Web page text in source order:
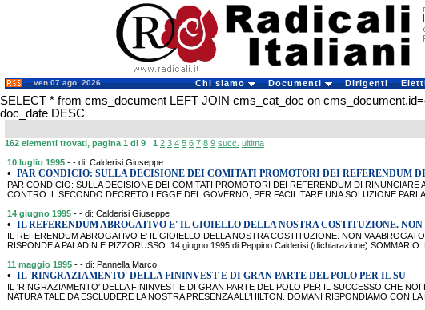
ven 07 ago. 2026 Chi siamo Documenti Dirigenti
SELECT * from cms_document LEFT JOIN cms_cat_doc on
doc_date DESC
162 elementi trovati, pagina 1 di 9 1 2 3 4 5 6 7 8 9 succ. ultima
10 luglio 1995 - - di: Calderisi Giuseppe
• PAR CONDICIO: SULLA DECISIONE DEI COMITATI PROMOTORI DEI REFERENDUM DI
PAR CONDICIO: SULLA DECISIONE DEI COMITATI PROMOTORI DEI REFERENDUM DI RINUNCIARE
CONTRO IL SECONDO DECRETO LEGGE DEL GOVERNO, PER FACILITARE UNA SOLUZIONE
14 giugno 1995 - - di: Calderisi Giuseppe
• IL REFERENDUM ABROGATIVO E' IL GIOIELLO DELLA NOSTRA COSTITUZIONE. NON
IL REFERENDUM ABROGATIVO E' IL GIOIELLO DELLA NOSTRA COSTITUZIONE. NON VA
RISPONDE A PALADIN E PIZZORUSSO: 14 giugno 1995 di Peppino Calderisi (dichiarazione)
11 maggio 1995 - - di: Pannella Marco
• IL 'RINGRAZIAMENTO' DELLA FININVEST E DI GRAN PARTE DEL POLO PER IL SU
IL 'RINGRAZIAMENTO' DELLA FININVEST E DI GRAN PARTE DEL POLO PER IL SUCCESSO CHE
NATURA TALE DA ESCLUDERE LA NOSTRA PRESENZA ALL'HILTON. DOMANI RISPONDIAMO CON